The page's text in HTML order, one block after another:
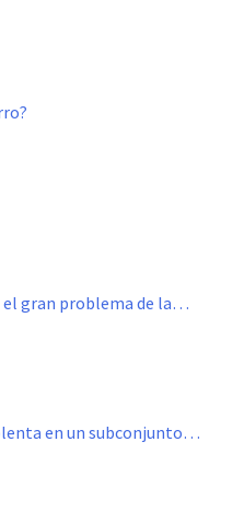
el gran problema de la…
en un subconjunto…